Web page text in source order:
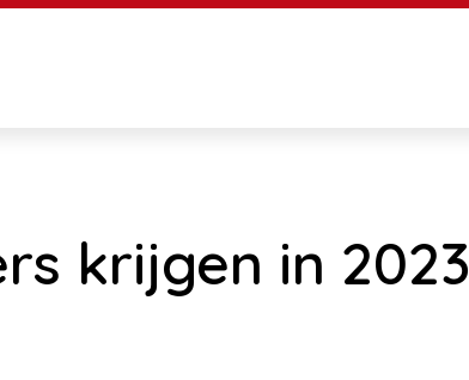
krijgen in 2023